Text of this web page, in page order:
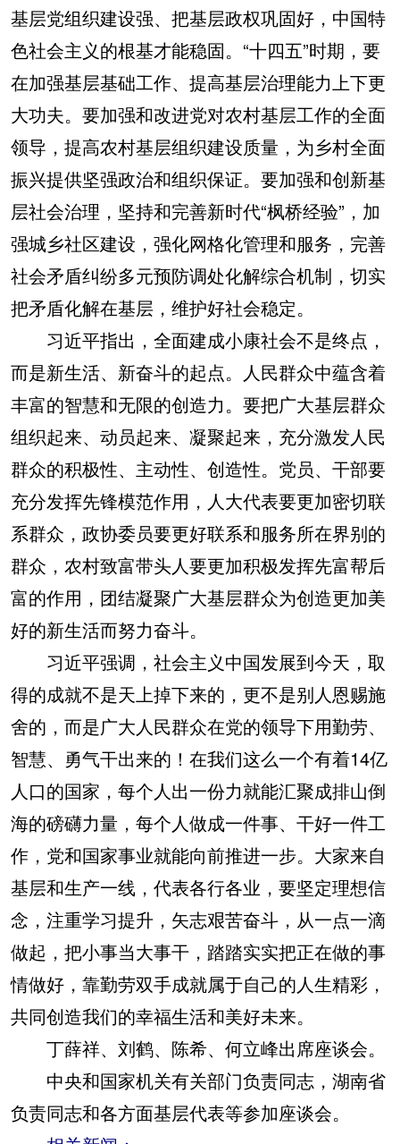
基层党组织建设强、把基层政权巩固好，中国特
色社会主义的根基才能稳固。“十四五”时期，要
在加强基层基础工作、提高基层治理能力上下更
大功夫。要加强和改进党对农村基层工作的全面
领导，提高农村基层组织建设质量，为乡村全面
振兴提供坚强政治和组织保证。要加强和创新基
层社会治理，坚持和完善新时代“枫桥经验”，加
强城乡社区建设，强化网格化管理和服务，完善
社会矛盾纠纷多元预防调处化解综合机制，切实
把矛盾化解在基层，维护好社会稳定。
习近平指出，全面建成小康社会不是终点，
而是新生活、新奋斗的起点。人民群众中蕴含着
丰富的智慧和无限的创造力。要把广大基层群众
组织起来、动员起来、凝聚起来，充分激发人民
群众的积极性、主动性、创造性。党员、干部要
充分发挥先锋模范作用，人大代表要更加密切联
系群众，政协委员要更好联系和服务所在界别的
群众，农村致富带头人要更加积极发挥先富帮后
富的作用，团结凝聚广大基层群众为创造更加美
好的新生活而努力奋斗。
习近平强调，社会主义中国发展到今天，取
得的成就不是天上掉下来的，更不是别人恩赐施
舍的，而是广大人民群众在党的领导下用勤劳、
智慧、勇气干出来的！在我们这么一个有着14亿
人口的国家，每个人出一份力就能汇聚成排山倒
海的磅礴力量，每个人做成一件事、干好一件工
作，党和国家事业就能向前推进一步。大家来自
基层和生产一线，代表各行各业，要坚定理想信
念，注重学习提升，矢志艰苦奋斗，从一点一滴
做起，把小事当大事干，踏踏实实把正在做的事
情做好，靠勤劳双手成就属于自己的人生精彩，
共同创造我们的幸福生活和美好未来。
丁薛祥、刘鹤、陈希、何立峰出席座谈会。
中央和国家机关有关部门负责同志，湖南省
负责同志和各方面基层代表等参加座谈会。